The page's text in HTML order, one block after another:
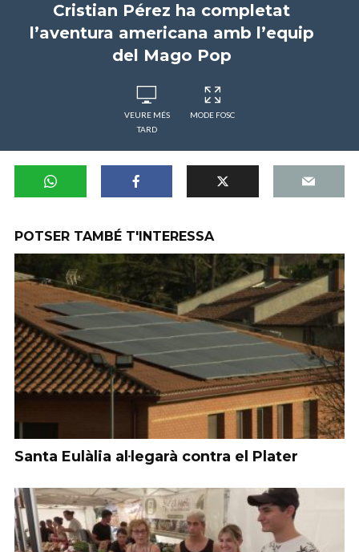
Cristian Pérez ha completat
l’aventura americana amb l’equip
del Mago Pop
VEURE MÉS
TARD
MODE FOSC
POTSER TAMBÉ T'INTERESSA
Santa Eulàlia al·legarà contra el Plater